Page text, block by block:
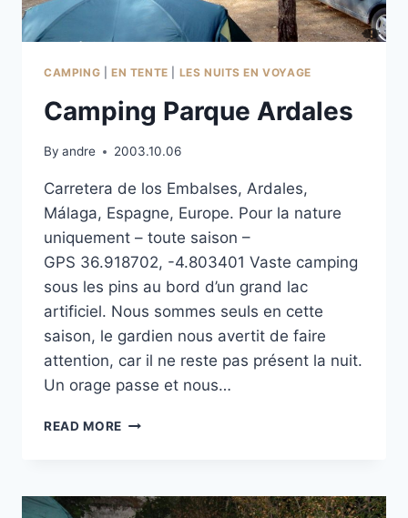
CAMPING EN TENTE LES NUITS EN VOYAGE
Camping Parque Ardales
By andre 2003.10.06
Carretera de los Embalses, Ardales,
Málaga, Espagne, Europe. Pour la nature
uniquement – toute saison –
GPS 36.918702, -4.803401 Vaste camping
sous les pins au bord d’un grand lac
artificiel. Nous sommes seuls en cette
saison, le gardien nous avertit de faire
attention, car il ne reste pas présent la nuit.
Un orage passe et nous…
READ MORE CAMPING